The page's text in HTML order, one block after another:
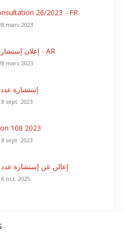
26/2023 - FR
mars 2023
26/2023 إعلان إستشارة - AR
mars 2023
إستشارة عدد 108 2023
sept. 2023
108 2023
sept. 2023
إعالن عن إستشارة عدد 49 / 2025
oct. 2025